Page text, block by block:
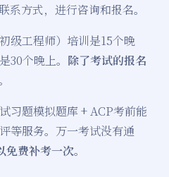
系方式，进行咨询和报名。
级工程师）培训是15个晚
30个晚上。 除了考试的报名
习题模拟题库 + ACP考前能
等服务。万一考试没有通
免费补考一次。